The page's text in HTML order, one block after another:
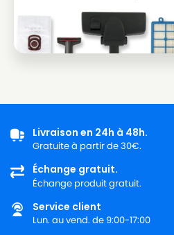
Livraison en 24h à 48h.
Gratuite à partir de 30€.
Échange gratuit.
Échange produit gratuit.
Service client
Lun. au vend. de 9:00-17:00